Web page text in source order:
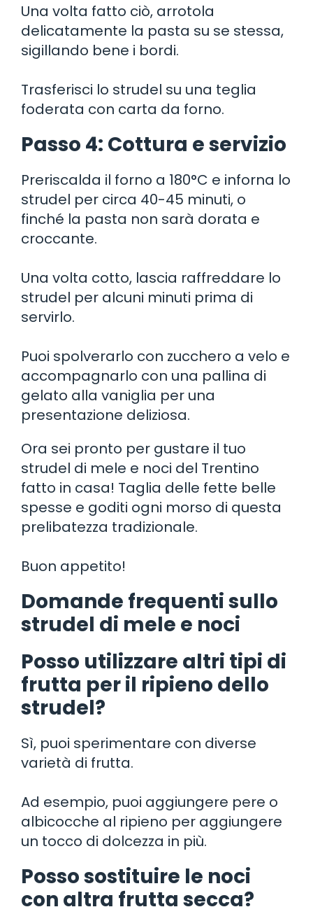
Una volta fatto ciò, arrotola
delicatamente la pasta su se stessa,
sigillando bene i bordi.
Trasferisci lo strudel su una teglia
foderata con carta da forno.
Passo 4: Cottura e servizio
Preriscalda il forno a 180°C e inforna lo
strudel per circa 40-45 minuti, o
finché la pasta non sarà dorata e
croccante.
Una volta cotto, lascia raffreddare lo
strudel per alcuni minuti prima di
servirlo.
Puoi spolverarlo con zucchero a velo e
accompagnarlo con una pallina di
gelato alla vaniglia per una
presentazione deliziosa.
Ora sei pronto per gustare il tuo
strudel di mele e noci del Trentino
fatto in casa! Taglia delle fette belle
spesse e goditi ogni morso di questa
prelibatezza tradizionale.
Buon appetito!
Domande frequenti sullo
strudel di mele e noci
Posso utilizzare altri tipi di
frutta per il ripieno dello
strudel?
Sì, puoi sperimentare con diverse
varietà di frutta.
Ad esempio, puoi aggiungere pere o
albicocche al ripieno per aggiungere
un tocco di dolcezza in più.
Posso sostituire le noci
con altra frutta secca?